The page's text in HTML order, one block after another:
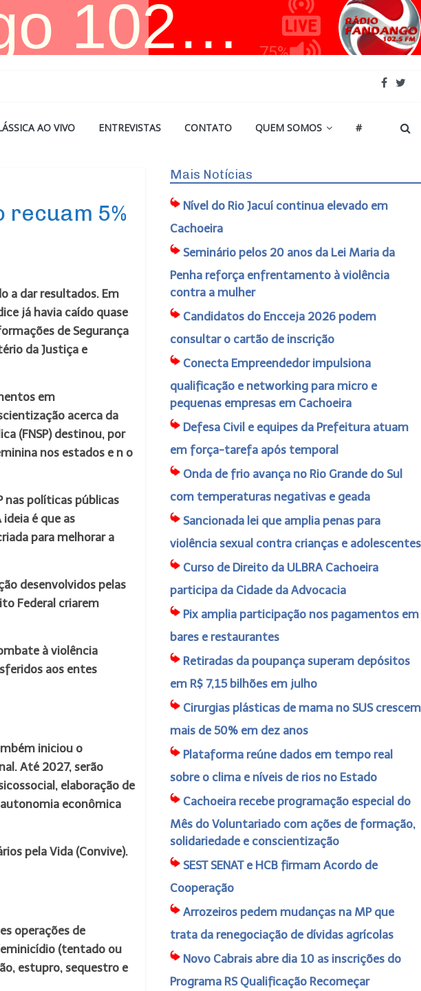
AO VIVO ENTREVISTAS CONTATO QUEM SOMOS #
5%
a dar resultados. Em
já havia caído quase
de Segurança
da Justiça e
em
acerca da
(FNSP) destinou, por
nos estados e n o
nas políticas públicas
é que as
para melhorar a
desenvolvidos pelas
Federal criarem
à violência
aos entes
iniciou o
Até 2027, serão
elaboração de
econômica
pela Vida (Convive).
operações de
(tentado ou
estupro, sequestro e
Mais Notícias
Nível do Rio Jacuí continua elevado em
Cachoeira
Seminário pelos 20 anos da Lei Maria da
Penha reforça enfrentamento à violência
contra a mulher
Candidatos do Encceja 2026 podem
consultar o cartão de inscrição
Conecta Empreendedor impulsiona
qualificação e networking para micro e
pequenas empresas em Cachoeira
Defesa Civil e equipes da Prefeitura atuam
em força-tarefa após temporal
Onda de frio avança no Rio Grande do Sul
com temperaturas negativas e geada
Sancionada lei que amplia penas para
violência sexual contra crianças e adolescentes
Curso de Direito da ULBRA Cachoeira
participa da Cidade da Advocacia
Pix amplia participação nos pagamentos em
bares e restaurantes
Retiradas da poupança superam depósitos
em R$ 7,15 bilhões em julho
Cirurgias plásticas de mama no SUS crescem
mais de 50% em dez anos
Plataforma reúne dados em tempo real
sobre o clima e níveis de rios no Estado
Cachoeira recebe programação especial do
Mês do Voluntariado com ações de formação,
solidariedade e conscientização
SEST SENAT e HCB firmam Acordo de
Cooperação
Arrozeiros pedem mudanças na MP que
trata da renegociação de dívidas agrícolas
Novo Cabrais abre dia 10 as inscrições do
Programa RS Qualificação Recomeçar